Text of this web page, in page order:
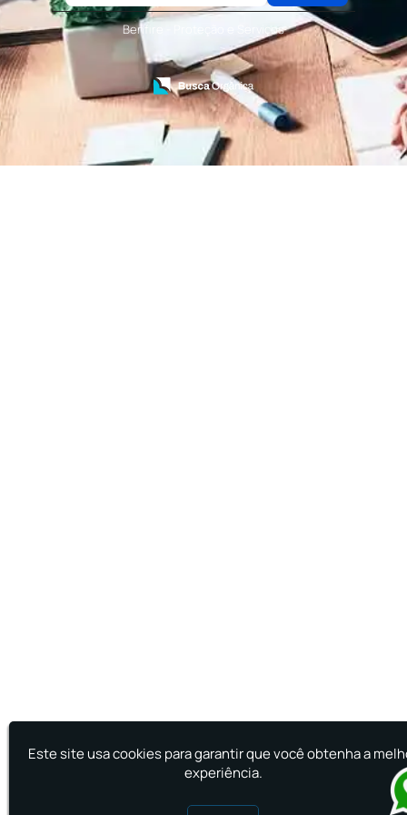
Terceirização de Serviços de Recepcionistas
Treinamento de Bombeiro Civil
Treinamento de Bombeiros
Treinamento de Brigada
Treinamento de Brigada de Emergência
Treinamento de Brigada de Incêndio
Treinamento de Brigada de Incêndio Valor
Treinamento de Brigadista de Incêndio
Treinamento de Combate a Incêndio NR 23
Benfire - Proteção e Serviços
Este site usa cookies para garantir que você obtenha a
experiência.